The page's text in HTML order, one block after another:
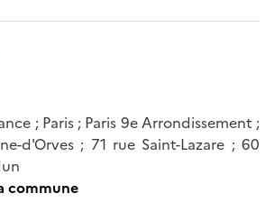
; Paris ; Paris 9e Arrondissement ;
d'Orves ; 71 rue Saint-Lazare ; 60
commune